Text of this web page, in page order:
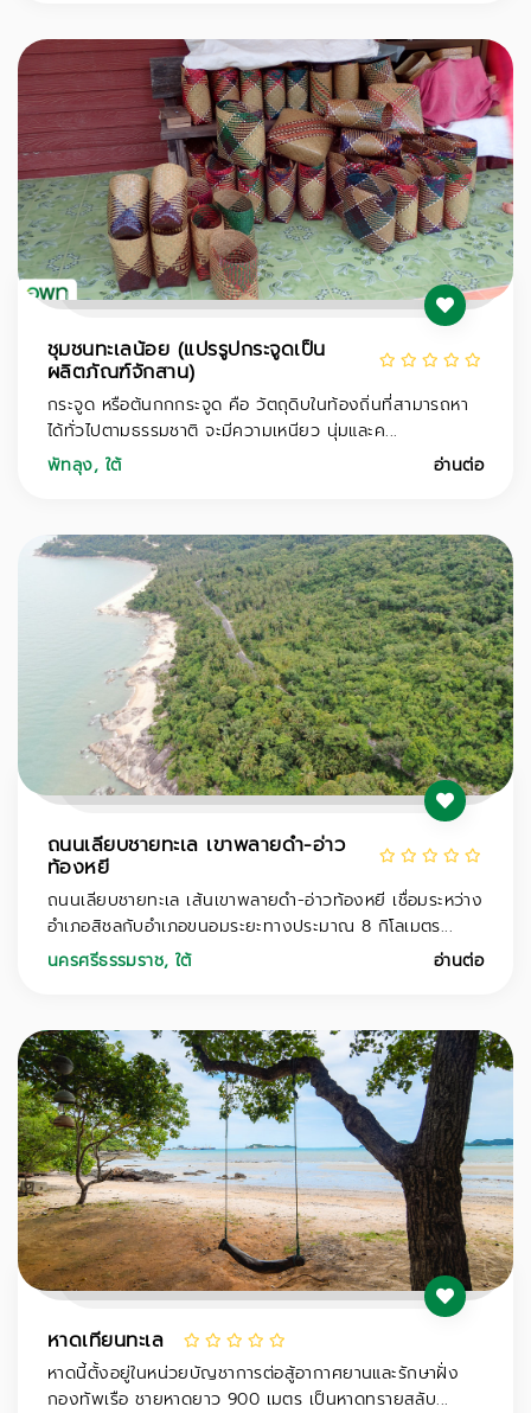
ชุมชนทะเลน้อย (แปรรูปกระจูดเป็น
ผลิตภัณฑ์จักสาน)
กระจูด หรือต้นกกกระจูด คือ วัตถุดิบในท้องถิ่นที่สามารถหา
ได้ทั่วไปตามธรรมชาติ จะมีความเหนียว นุ่มและค...
พัทลุง, ใต้ อ่านต่อ
ถนนเลียบชายทะเล เขาพลายดำ-อ่าว
ท้องหยี
ถนนเลียบชายทะเล เส้นเขาพลายดำ-อ่าวท้องหยี เชื่อมระหว่าง
อำเภอสิชลกับอำเภอขนอมระยะทางประมาณ 8 กิโลเมตร...
นครศรีธรรมราช, ใต้ อ่านต่อ
หาดเทียนทะเล
หาดนี้ตั้งอยู่ในหน่วยบัญชาการต่อสู้อากาศยานและรักษาฝั่ง
กองทัพเรือ ชายหาดยาว 900 เมตร เป็นหาดทรายสลับ...